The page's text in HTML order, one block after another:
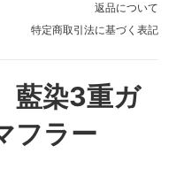
返品について
特定商取引法に基づく表記
染3重ガ
フラー